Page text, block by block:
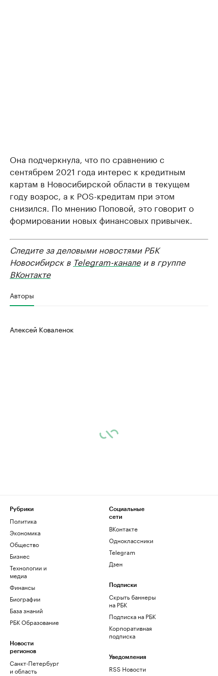
Она подчеркнула, что по сравнению с
сентябрем 2021 года интерес к кредитным
картам в Новосибирской области в текущем
году возрос, а к POS-кредитам при этом
снизился. По мнению Поповой, это говорит о
формировании новых финансовых привычек.
Следите за деловыми новостями РБК
Новосибирск в Telegram-каналеи в группе
ВКонтакте
Авторы
Алексей Коваленок
Рубрики
Политика
Экономика
Общество
Бизнес
Технологии и
медиа
Финансы
Биографии
База знаний
РБК Образование
Новости
регионов
Санкт-Петербург
и область
Социальные
сети
ВКонтакте
Одноклассники
Telegram
Дзен
Подписки
Скрыть баннеры
на РБК
Подписка на РБК
Корпоративная
подписка
Уведомления
RSS Новости